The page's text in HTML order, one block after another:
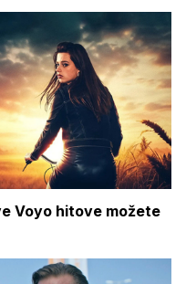
Voyo hitove možete